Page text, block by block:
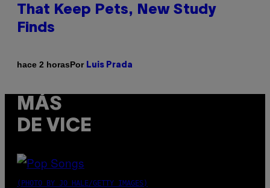
That Keep Pets, New Study
Finds
hace 2 horasPor Luis Prada
MÁS
DE VICE
(PHOTO BY JO HALE/GETTY IMAGES)